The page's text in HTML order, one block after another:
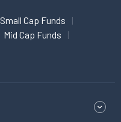
Small Cap Funds
Mid Cap Funds